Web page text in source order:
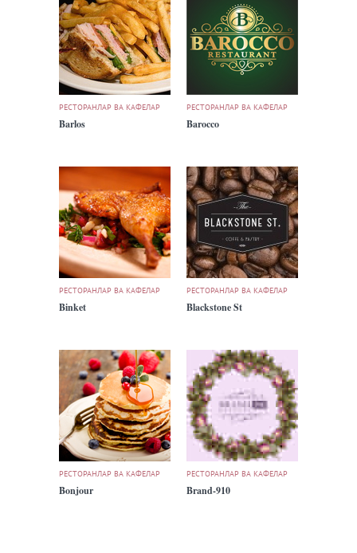
РЕСТОРАНЛАР ВА КАФЕЛАР
Barlos
РЕСТОРАНЛАР ВА КАФЕЛАР
Barocco
РЕСТОРАНЛАР ВА КАФЕЛАР
Binket
РЕСТОРАНЛАР ВА КАФЕЛАР
Blackstone St
РЕСТОРАНЛАР ВА КАФЕЛАР
Bonjour
РЕСТОРАНЛАР ВА КАФЕЛАР
Brand-910